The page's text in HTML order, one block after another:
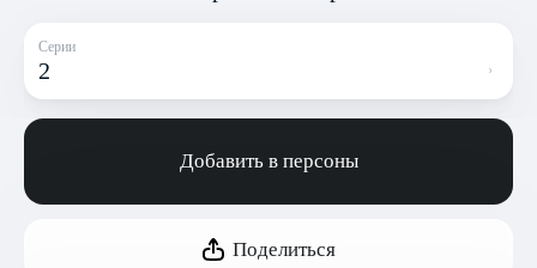
Серии
2
Добавить в персоны
Поделиться